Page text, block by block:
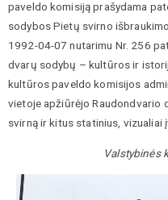
paveldo komisiją prašydama
sodybos Pietų svirno
1992-04-07 nutarimu Nr. 256
dvarų sodybų – kultūros ir
kultūros paveldo komisijos
vietoje apžiūrėjoRaudondvario
svirną ir kitus statinius,
Valstybinės